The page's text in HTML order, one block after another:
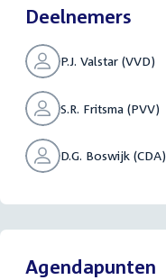
Deelnemers
P.J. Valstar (VVD)
S.R. Fritsma (PVV)
D.G. Boswijk (CDA)
Agendapunten